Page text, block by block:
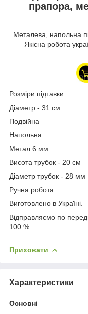
прапора,
Металева, напольна
Якісна робота
Розміри підтавки:
Діаметр - 31 см
Подвійна
Напольна
Метал 6 мм
Висота трубок - 20 см
Діаметр трубок - 28 мм
Ручна робота
Виготовлено в Україні.
Відправляємо по
100 %
Приховати
Характеристики
Основні